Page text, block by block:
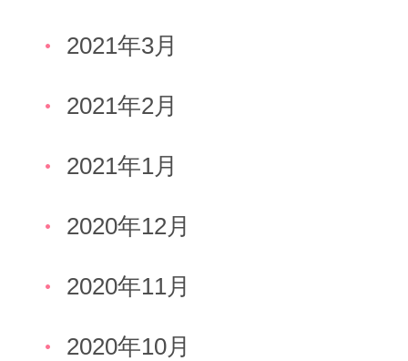
2021年3月
2021年2月
2021年1月
2020年12月
2020年11月
2020年10月